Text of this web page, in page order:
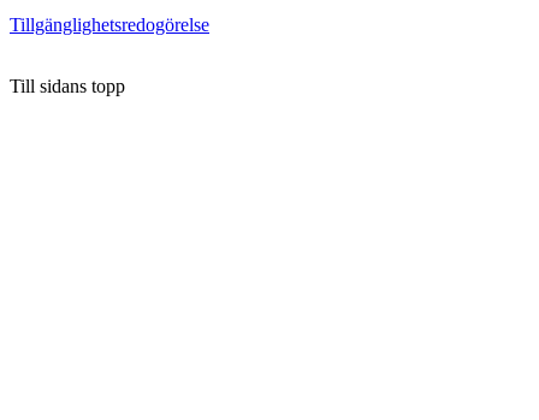
Tillgänglighetsredogörelse
Till sidans topp